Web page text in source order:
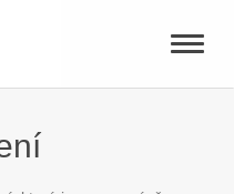
Toggle